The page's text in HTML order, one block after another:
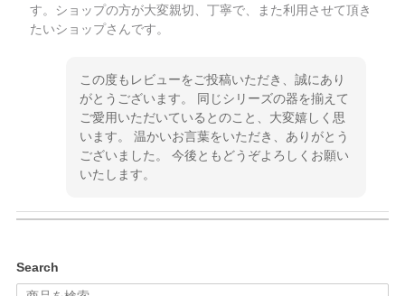
す。ショップの方が大変親切、丁寧で、また利用させて頂き
たいショップさんです。
この度もレビューをご投稿いただき、誠にあり
がとうございます。 同じシリーズの器を揃えて
ご愛用いただいているとのこと、大変嬉しく思
います。 温かいお言葉をいただき、ありがとう
ございました。 今後ともどうぞよろしくお願い
いたします。
Search